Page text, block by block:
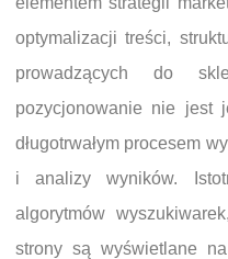
optymalizacji treści,
prowadzących do
pozycjonowanie nie jest
długotrwałym procesem
i analizy wyników.
algorytmów
strony są wyświetlane